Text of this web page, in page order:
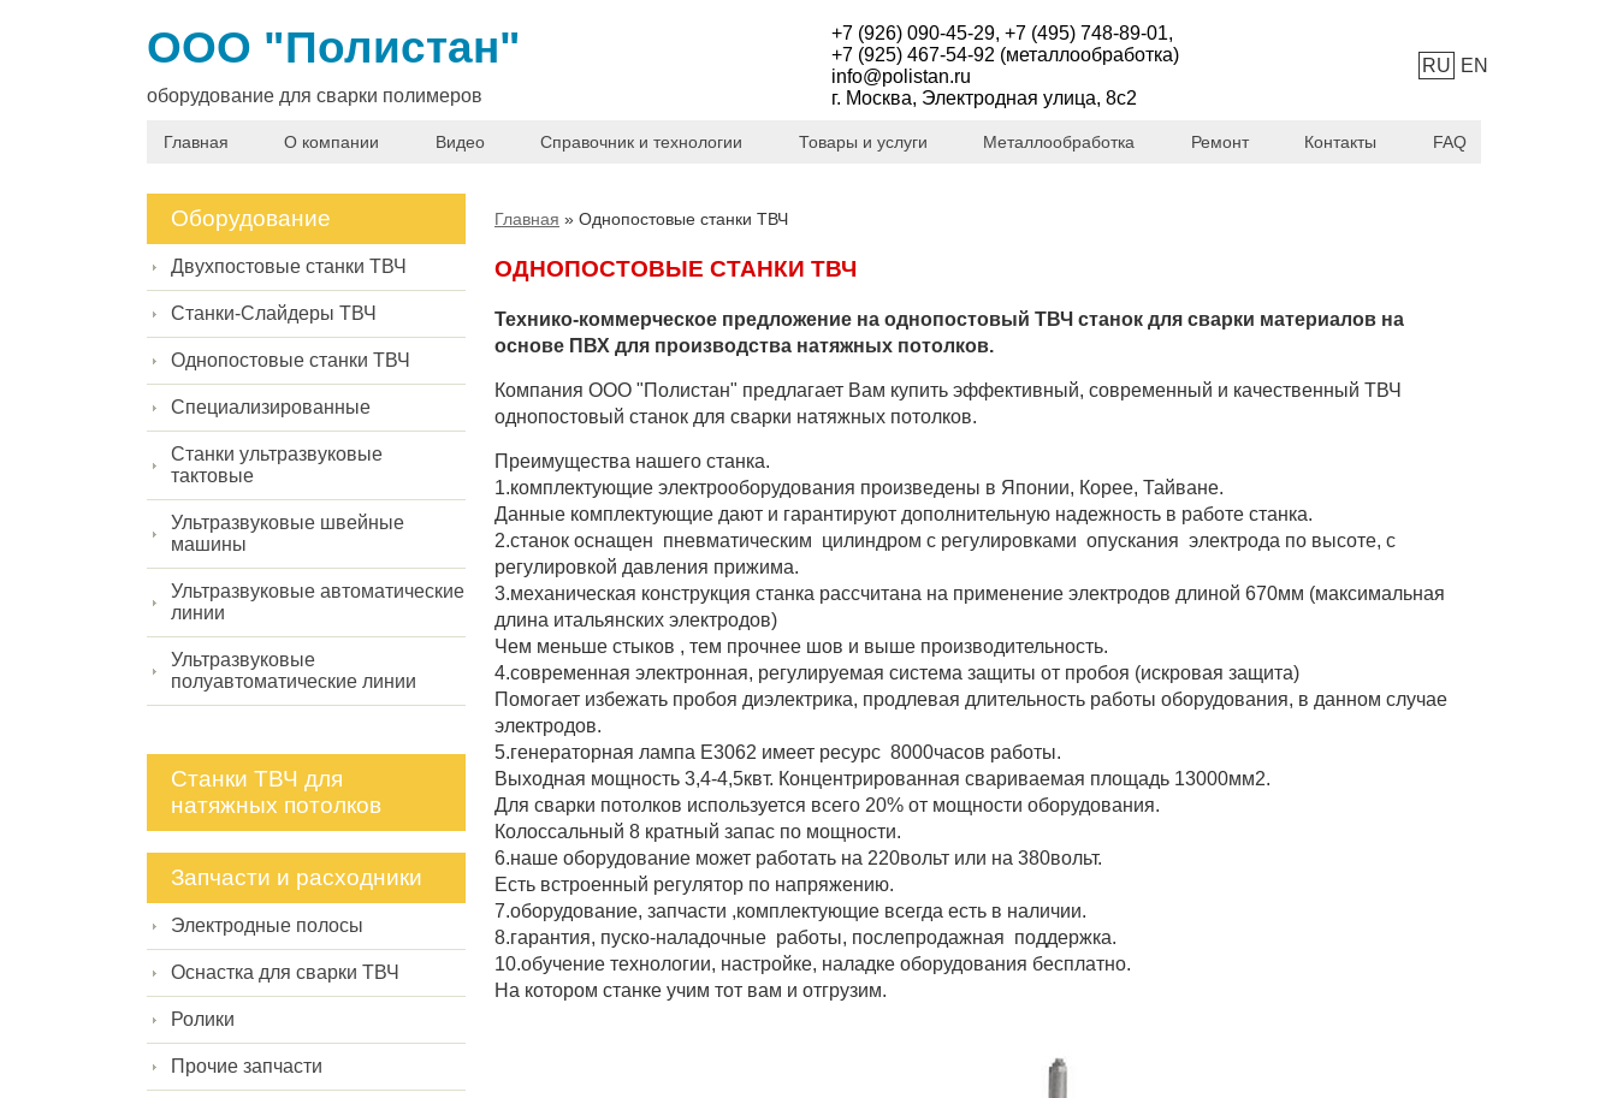
ООО "Полистан"
оборудование для сварки полимеров
+7 (926) 090-45-29, +7 (495) 748-89-01,
+7 (925) 467-54-92 (металлообработка)
info@polistan.ru
г. Москва, Электродная улица, 8с2
RU EN
Главная О компании Видео Cправочник и технологии Товары и услуги Металлообработка Ремонт Контакты FAQ
Оборудование
Двухпостовые станки ТВЧ
Станки-Слайдеры ТВЧ
Однопостовые станки ТВЧ
Специализированные
Станки ультразвуковые
тактовые
Ультразвуковые швейные
машины
Ультразвуковые автоматические
линии
Ультразвуковые
полуавтоматические линии
Станки ТВЧ для
натяжных потолков
Запчасти и расходники
Электродные полосы
Оснастка для сварки ТВЧ
Ролики
Прочие запчасти
Главная » Однопостовые станки ТВЧ
ОДНОПОСТОВЫЕ СТАНКИ ТВЧ
Технико-коммерческое предложение на однопостовый ТВЧ станок для сварки материалов на
основе ПВХ для производства натяжных потолков.
Компания ООО "Полистан" предлагает Вам купить эффективный, современный и качественный ТВЧ
однопостовый станок для сварки натяжных потолков.
Преимущества нашего станка.
1.комплектующие электрооборудования произведены в Японии, Корее, Тайване.
Данные комплектующие дают и гарантируют дополнительную надежность в работе станка.
2.станок оснащен пневматическим цилиндром с регулировками опускания электрода по высоте, с
регулировкой давления прижима.
3.механическая конструкция станка рассчитана на применение электродов длиной 670мм (максимальная
длина итальянских электродов)
Чем меньше стыков , тем прочнее шов и выше производительность.
4.современная электронная, регулируемая система защиты от пробоя (искровая защита)
Помогает избежать пробоя диэлектрика, продлевая длительность работы оборудования, в данном случае
электродов.
5.генераторная лампа Е3062 имеет ресурс 8000часов работы.
Выходная мощность 3,4-4,5квт. Концентрированная свариваемая площадь 13000мм2.
Для сварки потолков используется всего 20% от мощности оборудования.
Колоссальный 8 кратный запас по мощности.
6.наше оборудование может работать на 220вольт или на 380вольт.
Есть встроенный регулятор по напряжению.
7.оборудование, запчасти ,комплектующие всегда есть в наличии.
8.гарантия, пуско-наладочные работы, послепродажная поддержка.
10.обучение технологии, настройке, наладке оборудования бесплатно.
На котором станке учим тот вам и отгрузим.